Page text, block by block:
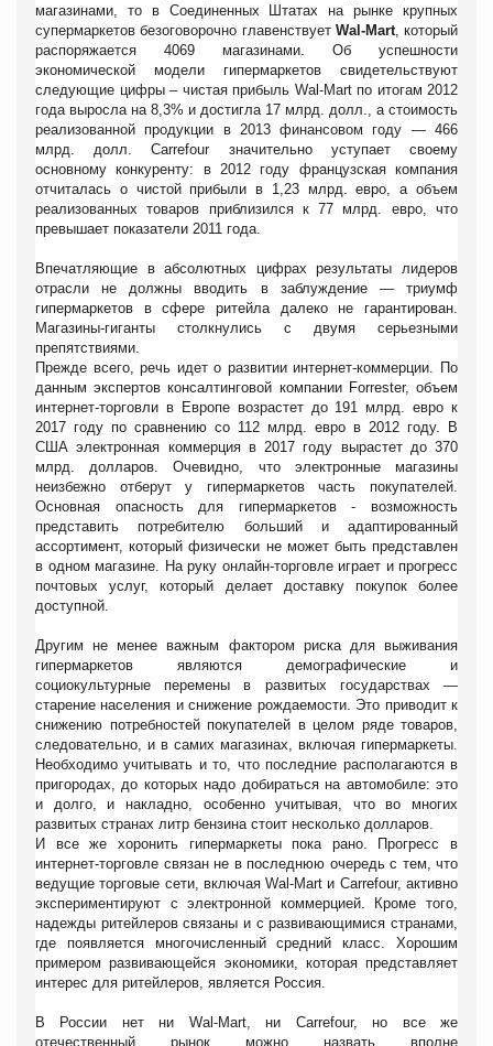
магазинами, то в Соединенных Штатах на рынке крупных
супермаркетов безоговорочно главенствует Wal-Mart, который
распоряжается 4069 магазинами. Об успешности
экономической модели гипермаркетов свидетельствуют
следующие цифры – чистая прибыль Wal-Mart по итогам 2012
года выросла на 8,3% и достигла 17 млрд. долл., а стоимость
реализованной продукции в 2013 финансовом году — 466
млрд. долл. Carrefour значительно уступает своему
основному конкуренту: в 2012 году французская компания
отчиталась о чистой прибыли в 1,23 млрд. евро, а объем
реализованных товаров приблизился к 77 млрд. евро, что
превышает показатели 2011 года.
Впечатляющие в абсолютных цифрах результаты лидеров
отрасли не должны вводить в заблуждение — триумф
гипермаркетов в сфере ритейла далеко не гарантирован.
Магазины-гиганты столкнулись с двумя серьезными
препятствиями.
Прежде всего, речь идет о развитии интернет-коммерции. По
данным экспертов консалтинговой компании Forrester, объем
интернет-торговли в Европе возрастет до 191 млрд. евро к
2017 году по сравнению со 112 млрд. евро в 2012 году. В
США электронная коммерция в 2017 году вырастет до 370
млрд. долларов. Очевидно, что электронные магазины
неизбежно отберут у гипермаркетов часть покупателей.
Основная опасность для гипермаркетов - возможность
представить потребителю больший и адаптированный
ассортимент, который физически не может быть представлен
в одном магазине. На руку онлайн-торговле играет и прогресс
почтовых услуг, который делает доставку покупок более
доступной.
Другим не менее важным фактором риска для выживания
гипермаркетов являются демографические и
социокультурные перемены в развитых государствах —
старение населения и снижение рождаемости. Это приводит к
снижению потребностей покупателей в целом ряде товаров,
следовательно, и в самих магазинах, включая гипермаркеты.
Необходимо учитывать и то, что последние располагаются в
пригородах, до которых надо добираться на автомобиле: это
и долго, и накладно, особенно учитывая, что во многих
развитых странах литр бензина стоит несколько долларов.
И все же хоронить гипермаркеты пока рано. Прогресс в
интернет-торговле связан не в последнюю очередь с тем, что
ведущие торговые сети, включая Wal-Mart и Carrefour, активно
экспериментируют с электронной коммерцией. Кроме того,
надежды ритейлеров связаны и с развивающимися странами,
где появляется многочисленный средний класс. Хорошим
примером развивающейся экономики, которая представляет
интерес для ритейлеров, является Россия.
В России нет ни Wal-Mart, ни Carrefour, но все же
отечественный рынок можно назвать вполне